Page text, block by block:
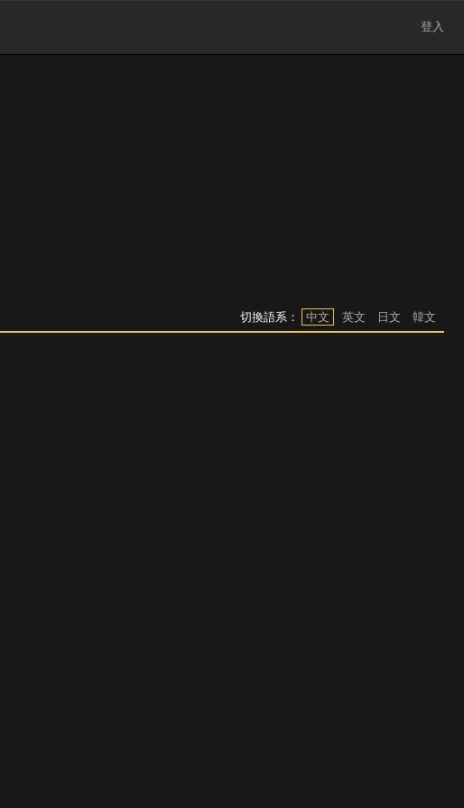
登入
切換語系： 中文 英文 日文 韓文